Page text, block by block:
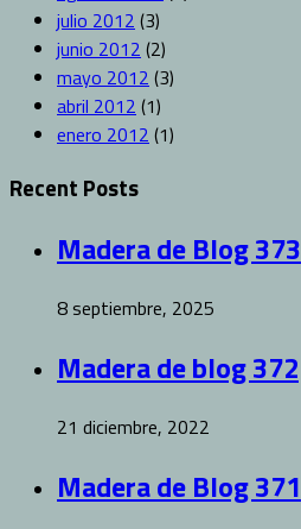
julio 2012 (3)
junio 2012 (2)
mayo 2012 (3)
abril 2012 (1)
enero 2012 (1)
Recent Posts
Madera de Blog 373
8 septiembre, 2025
Madera de blog 372
21 diciembre, 2022
Madera de Blog 371